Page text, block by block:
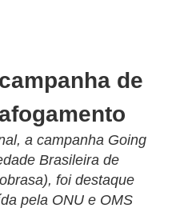
de
a campanha Going
Brasileira de
foi destaque
pela ONU e OMS